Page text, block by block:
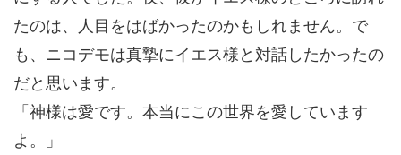
たのは、人目をはばかったのかもしれません。で
も、ニコデモは真摯にイエス様と対話したかったの
だと思います。
「神様は愛です。本当にこの世界を愛しています
よ。」